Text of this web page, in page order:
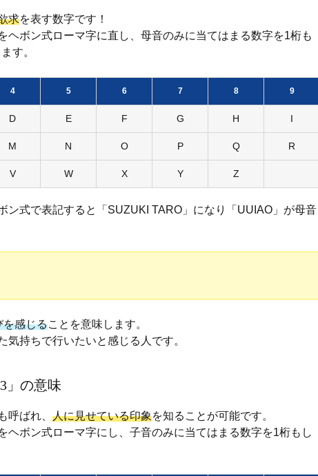
求を表す数字です！
ヘボン式ローマ字に直し、母音のみに当てはまる数字を1桁も
す。
4 5 6 7 8 9
D E F G H I
M N O P Q R
V W X Y Z
ン式で表記すると「SUZUKI TARO」になり「UUIAO」が母音
を感じることを意味します。
持ちで行いたいと感じる人です。
」の意味
呼ばれ、 人に見せている印象を知ることが可能です。
ヘボン式ローマ字にし、子音のみに当てはまる数字を1桁もし